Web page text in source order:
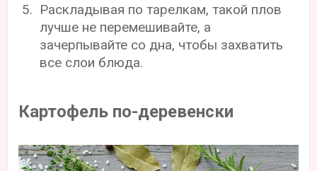
Раскладывая по тарелкам, такой плов
лучше не перемешивайте, а
зачерпывайте со дна, чтобы захватить
все слои блюда.
Картофель по-деревенски